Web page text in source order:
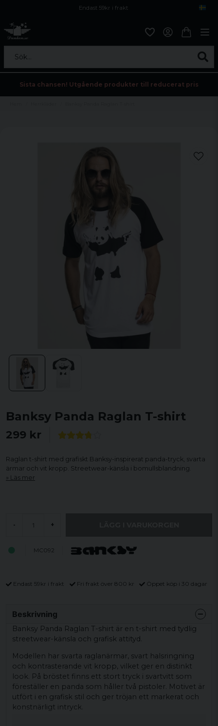
Endast 59kr i frakt
Sök...
Sista chansen! Utgående produkter till reducerat pris
Banksy Panda Raglan T-shirt
299 kr
Raglan t-shirt med grafiskt Banksy-inspirerat panda-tryck, svarta
ärmar och vit kropp. Streetwear-känsla i bomullsblandning.
Läs mer
- +
MC092
Endast 59kr i frakt Fri frakt över 800 kr Öppet köp i 30 dagar
Beskrivning
Banksy Panda Raglan T-shirt är en t-shirt med tydlig
streetwear-känsla och grafisk attityd.
Modellen har svarta raglanärmar, svart halsringning
och kontrasterande vit kropp, vilket ger en distinkt
look. På bröstet finns ett stort tryck i svartvitt som
föreställer en panda som håller två pistoler. Motivet är
utfört i en grafisk stil och ger tröjan ett markerat och
konstnärligt intryck.